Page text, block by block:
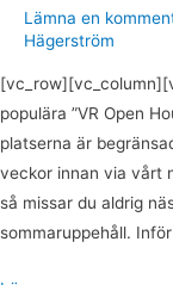
Lämna en
Hägerström
populära ”VR Open
platserna är
veckor innan via vårt
så missar du aldrig
sommaruppehåll.